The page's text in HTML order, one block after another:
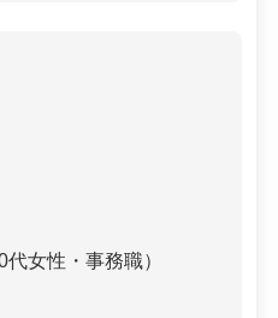
女性・事務職）